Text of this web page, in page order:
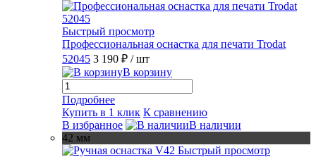
Быстрый просмотр
Профессиональная оснастка для печати Trodat
52045 3 190 ₽ / шт
В корзину
Подробнее
Купить в 1 клик К сравнению
В избранное
В наличии
42 мм
Быстрый просмотр